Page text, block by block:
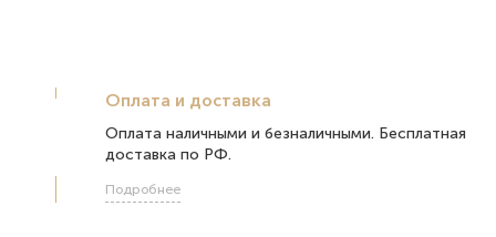
Оплата и доставка
Оплата наличными и безналичными. Бесплатная
доставка по РФ.
Подробнее